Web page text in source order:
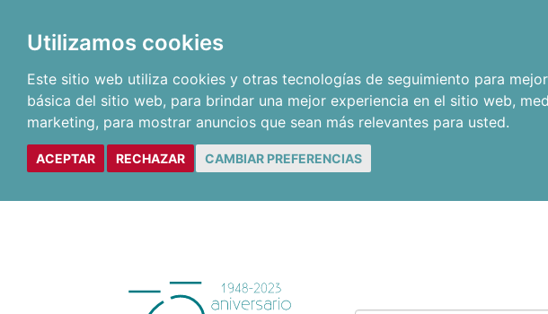
Utilizamos cookies
Este sitio web utiliza cookies y otras tecnologías de seguimiento para
básica del sitio web, para brindar una mejor experiencia en el sitio web,
marketing, para mostrar anuncios que sean más relevantes para usted.
ACEPTAR RECHAZAR CAMBIAR PREFERENCIAS